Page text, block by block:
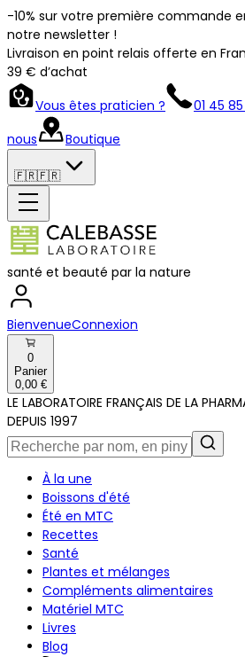
-10% sur votre première commande
notre newsletter !
Livraison en point relais offerte en
39 € d’achat
Vous êtes praticien ?
01 45
nous
Boutique
🇫🇷🇫🇷
santé et beauté par la nature
BienvenueConnexion
0
Panier
0,00 €
LE LABORATOIRE FRANÇAIS DE LA
DEPUIS 1997
À la une
Boissons d'été
Été en MTC
Recettes
Santé
Plantes et mélanges
Compléments alimentaires
Matériel MTC
Livres
Blog